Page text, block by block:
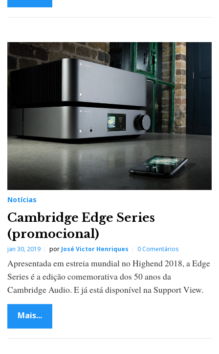
Notícias
Cambridge Edge Series
(promocional)
jan 30, 2019 por José Victor Henriques 0 Comentários
Apresentada em estreia mundial no Highend 2018, a Edge
Series é a edição comemorativa dos 50 anos da
Cambridge Audio. E já está disponível na Support View.
Mais...